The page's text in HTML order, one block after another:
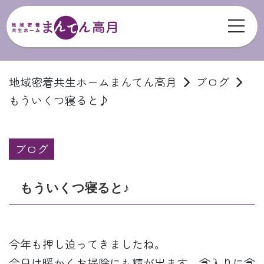
地域密着共生ホームまんてん高月
ブログ
もういくつ寝ると♪
ブログ
もういくつ寝ると♪
今年も押し迫ってきましたね。